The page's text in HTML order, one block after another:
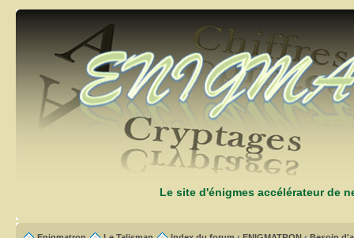
Le site d'énigmes accélérateur de